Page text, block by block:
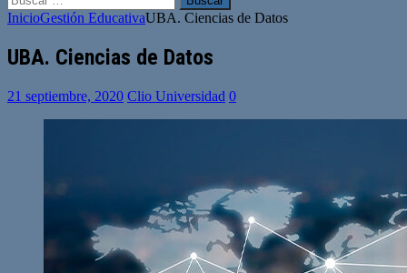
InicioGestión EducativaUBA. Ciencias de Datos
UBA. Ciencias de Datos
21 septiembre, 2020 Clio Universidad 0